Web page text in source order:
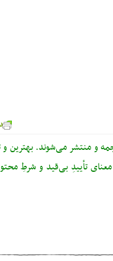
و منتشر می‌شوند. بهترین و
تأییدِ بی‌قید‌ و شرطِ